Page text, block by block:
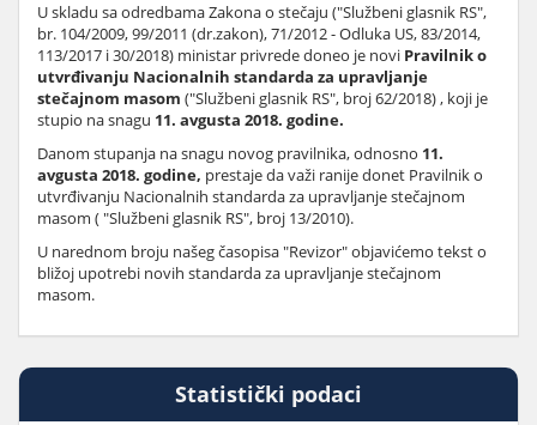
U skladu sa odredbama Zakona o stečaju ("Službeni glasnik RS",
br. 104/2009, 99/2011 (dr.zakon), 71/2012 - Odluka US, 83/2014,
113/2017 i 30/2018) ministar privrede doneo je novi Pravilnik o
utvrđivanju Nacionalnih standarda za upravljanje
stečajnom masom ("Službeni glasnik RS", broj 62/2018) , koji je
stupio na snagu 11. avgusta 2018. godine.
Danom stupanja na snagu novog pravilnika, odnosno 11.
avgusta 2018. godine, prestaje da važi ranije donet Pravilnik o
utvrđivanju Nacionalnih standarda za upravljanje stečajnom
masom ( "Službeni glasnik RS", broj 13/2010).
U narednom broju našeg časopisa "Revizor" objavićemo tekst o
bližoj upotrebi novih standarda za upravljanje stečajnom
masom.
Statistički podaci